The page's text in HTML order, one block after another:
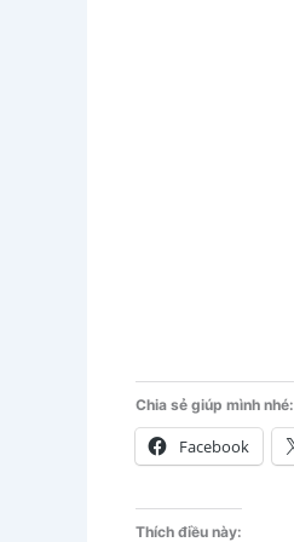
Chia sẻ giúp mình nhé:
Facebook
Thích điều này: